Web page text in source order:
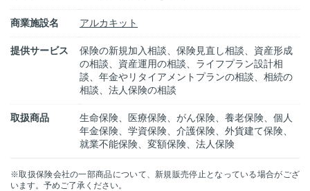
商業施設名 アルカキット
提供サービス
保険の新規加入相談、保険見直し相談、資産形成
の相談、資産運用の相談、ライフプラン設計相
談、年金やリタイアメントプランの相談、相続の
相談、法人保険の相談
取扱商品
生命保険、医療保険、がん保険、養老保険、個人
年金保険、学資保険、介護保険、外貨建て保険、
就業不能保険、変額保険、法人保険
※取扱保険会社の一部商品について、新規販売停止となっている場合がござ
います。予めご了承ください。